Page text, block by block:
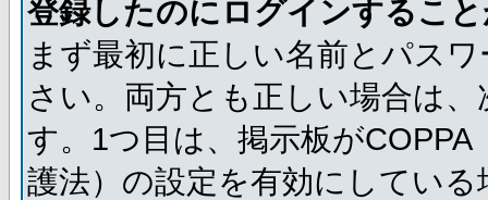
登録したのにログインするこ
まず最初に正しい名前とパス
さい。両方とも正しい場合は
す。1つ目は、掲示板が
護法）の設定を有効にしてい